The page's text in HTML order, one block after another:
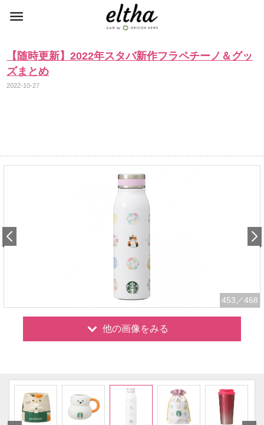
【随時更新】2022年スタバ新作フラペチーノ＆グッ
ズまとめ
2022-10-27
453 ／468
他の画像をみる